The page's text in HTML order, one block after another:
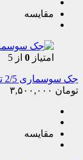
مقایسه
امتیاز 0 از 5
جک سوسماری 2/5 تن کورسی برند کارناوال
تومان
مقایسه